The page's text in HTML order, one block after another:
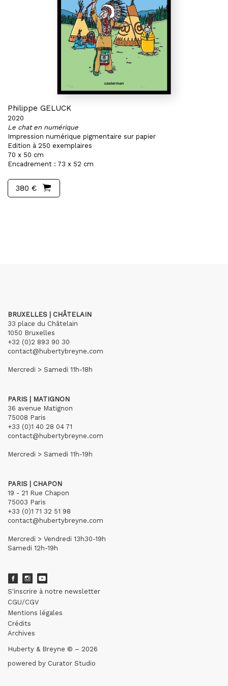
Philippe GELUCK
2020
Le chat en numérique
Impression numérique pigmentaire sur papier
Edition à 250 exemplaires
70 x 50 cm
Encadrement : 73 x 52 cm
380 €
BRUXELLES | CHÂTELAIN
33 place du Châtelain
1050 Bruxelles
+32 (0)2 893 90 30
contact@hubertybreyne.com
Mercredi > Samedi 11h-18h
PARIS | MATIGNON
36 avenue Matignon
75008 Paris
+33 (0)1 40 28 04 71
contact@hubertybreyne.com
Mercredi > Samedi 11h-19h
PARIS | CHAPON
19 - 21 Rue Chapon
75003 Paris
+33 (0)1 71 32 51 98
contact@hubertybreyne.com
Mercredi > Vendredi 13h30-19h
Samedi 12h-19h
S'inscrire à notre newsletter
CGU/CGV
Mentions légales
Crédits
Archives
Huberty & Breyne © – 2026
powered by Curator Studio